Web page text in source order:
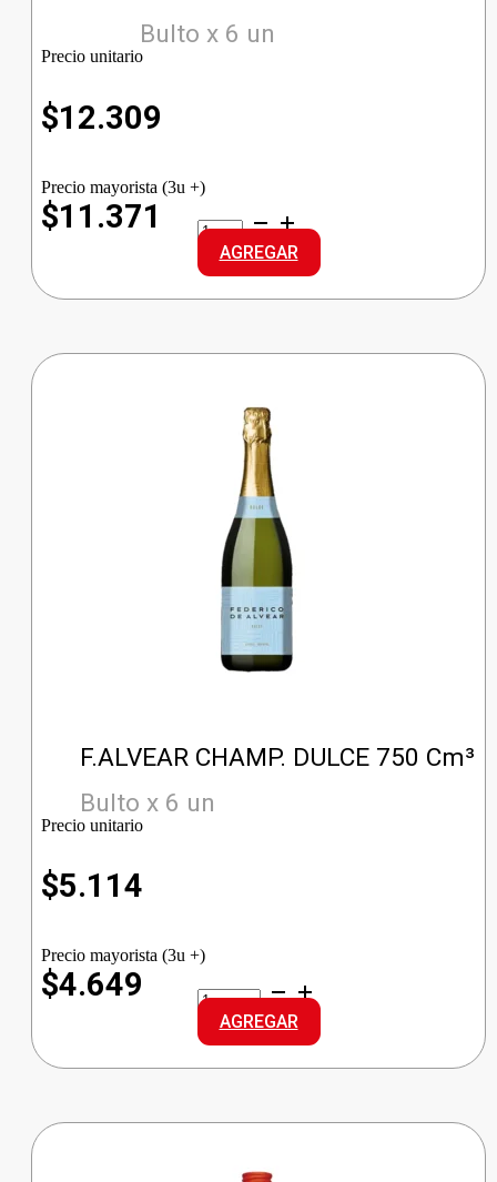
Bulto x 6 un
Precio unitario
$12.309
Precio mayorista (3u +)
$11.371
BRIGHTON
GIN
cantidad
AGREGAR
F.ALVEAR CHAMP. DULCE 750 Cm³
Bulto x 6 un
Precio unitario
$5.114
Precio mayorista (3u +)
$4.649
F.ALVEAR
CHAMP.
DULCE
cantidad
AGREGAR